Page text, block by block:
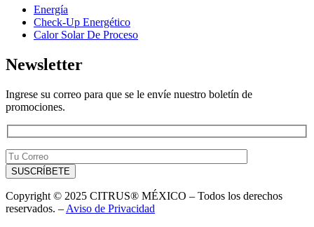
Energía
Check-Up Energético
Calor Solar De Proceso
Newsletter
Ingrese su correo para que se le envíe nuestro boletín de
promociones.
Copyright © 2025 CITRUS® MÉXICO – Todos los derechos
reservados. –Aviso de Privacidad